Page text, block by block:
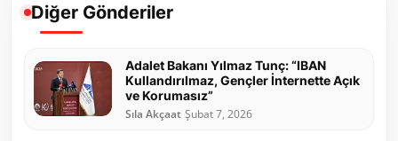
Diğer Gönderiler
Adalet Bakanı Yılmaz Tunç: “IBAN
Kullandırılmaz, Gençler İnternette Açık
ve Korumasız”
Sıla Akçaat Şubat 7, 2026